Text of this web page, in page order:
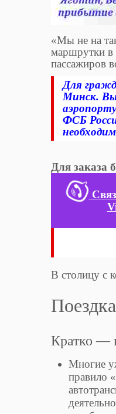
«Мы не на
маршрутки в
пассажиров
Для
Минск.
ФСБ
Для заказа
В столицу с
Кратко —
Многие
правило